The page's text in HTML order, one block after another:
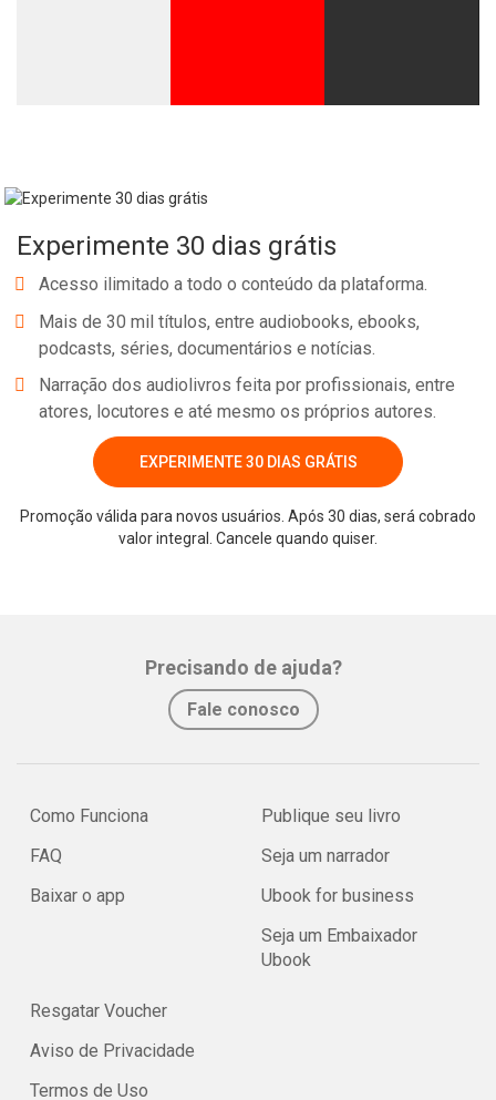
Experimente 30 dias grátis
Acesso ilimitado a todo o conteúdo da plataforma.
Mais de 30 mil títulos, entre audiobooks, ebooks,
podcasts, séries, documentários e notícias.
Narração dos audiolivros feita por profissionais, entre
atores, locutores e até mesmo os próprios autores.
EXPERIMENTE 30 DIAS GRÁTIS
Promoção válida para novos usuários. Após 30 dias, será cobrado
valor integral. Cancele quando quiser.
Precisando de ajuda?
Fale conosco
Como Funciona
FAQ
Baixar o app
Publique seu livro
Seja um narrador
Ubook for business
Seja um Embaixador
Ubook
Resgatar Voucher
Aviso de Privacidade
Termos de Uso